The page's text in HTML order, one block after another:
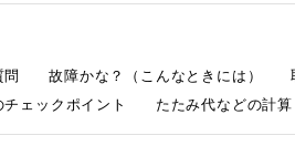
問 故障かな？（こんなときには）
チェックポイント たたみ代などの計算